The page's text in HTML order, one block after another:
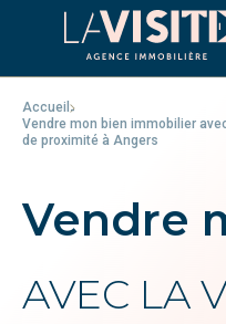
Accueil -
Vendre mon bien immobilier
de proximité à Angers
Vendre
AVEC LA